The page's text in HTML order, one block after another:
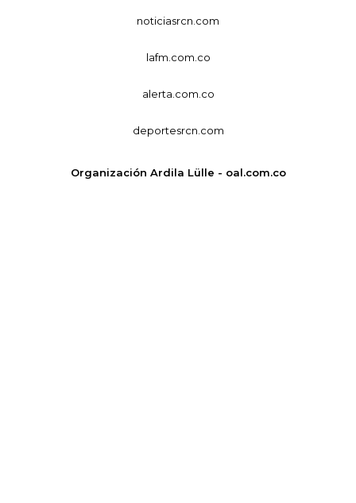
noticiasrcn.com
lafm.com.co
alerta.com.co
deportesrcn.com
Organización Ardila Lülle - oal.com.co